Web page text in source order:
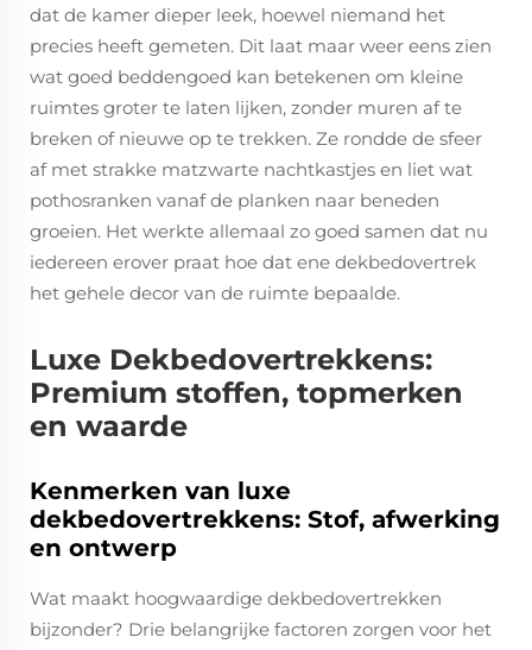
dat de kamer dieper leek, hoewel niemand het
precies heeft gemeten. Dit laat maar weer eens zien
wat goed beddengoed kan betekenen om kleine
ruimtes groter te laten lijken, zonder muren af te
breken of nieuwe op te trekken. Ze rondde de sfeer
af met strakke matzwarte nachtkastjes en liet wat
pothosranken vanaf de planken naar beneden
groeien. Het werkte allemaal zo goed samen dat nu
iedereen erover praat hoe dat ene dekbedovertrek
het gehele decor van de ruimte bepaalde.
Luxe Dekbedovertrekkens:
Premium stoffen, topmerken
en waarde
Kenmerken van luxe
dekbedovertrekkens: Stof, afwerking
en ontwerp
Wat maakt hoogwaardige dekbedovertrekken
bijzonder? Drie belangrijke factoren zorgen voor het